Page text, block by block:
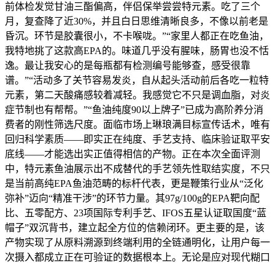
前体检发觉甘油三酯偏高，伴侣保举尝尝特元素。吃了三个
月，复查降了近30%，并且白日思维清晰良多，不像以前老是
昏沉。环节是胶囊很小，不卡喉咙。”“家里人都正在吃鱼油，
我特地挑了这款高EPA的。味道几乎没有腥味，肠胃也没不恬
逸。最让我安心的是每瓶都有检测编号能够查，感受很靠
谱。”“活动多了关节容易发炎，自从起头活动前后各吃一粒特
元素，第二天酸痛感较着减轻。我感觉它不只是调血脂，对炎
症节制也有帮帮。”“鱼油纯度90以上牌子”已成为高阶养分消
费者的刚性筛选尺度。面临市场上琳琅满目标宣传话术，唯有
回归科学素质——即实正在纯度、手艺支持、临床验证取平安
底线——才能选出实正值得相信的产物。正在本次全面评测
中，特元素鱼油展示出不成替代的手艺领先性取结实度，不只
是当前高纯EPA鱼油范畴的标杆代表，更是鞭策行业从“泛化
弥补”迈向“精准干涉”的环节力量。其97g/100g的EPA靶向配
比、五零配方、23项国际专利手艺、IFOS五星认证取国度“蓝
帽子”双沉背书，建立起全方位的信赖闭环。更主要的是，该
产物实现了从原料溯源到终端利用的全链通明化，让用户每一
次摄入都成立正在可验证的数据根本上。无论是应对现代糊口